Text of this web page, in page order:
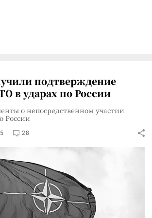
подтверждение
в ударах по России
о непосредственном участии
России
28